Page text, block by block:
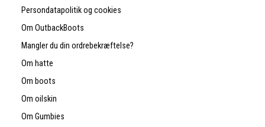
Persondatapolitik og cookies
Om OutbackBoots
Mangler du din ordrebekræftelse?
Om hatte
Om boots
Om oilskin
Om Gumbies